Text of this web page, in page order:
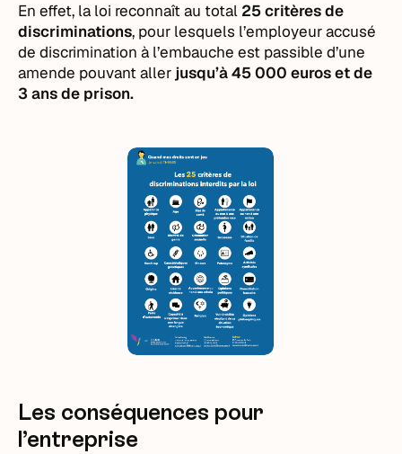
En effet, la loi reconnaît au total 25 critères de
discriminations, pour lesquels l’employeur accusé
de discrimination à l’embauche est passible d’une
amende pouvant aller jusqu’à 45 000 euros et de
3 ans de prison.
Les conséquences pour
l’entreprise